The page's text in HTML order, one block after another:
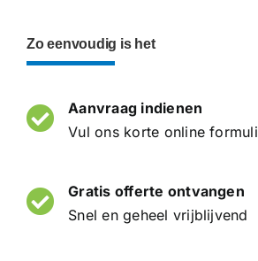
Zo eenvoudig is het
Aanvraag indienen
Vul ons korte online
Gratis offerte ontvangen
Snel en geheel vrijblijvend